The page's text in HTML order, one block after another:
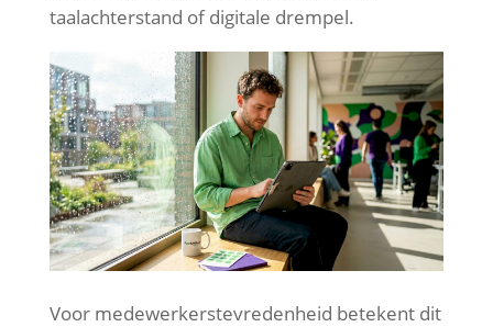
taalachterstand of digitale drempel.
Voor medewerkerstevredenheid betekent dit